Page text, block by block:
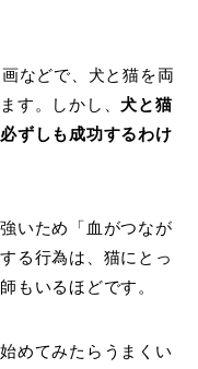
などで、犬と猫を両
す。しかし、犬と猫
ずしも成功するわけ
いため「血がつなが
る行為は、猫にとっ
もいるほどです。
めてみたらうまくい